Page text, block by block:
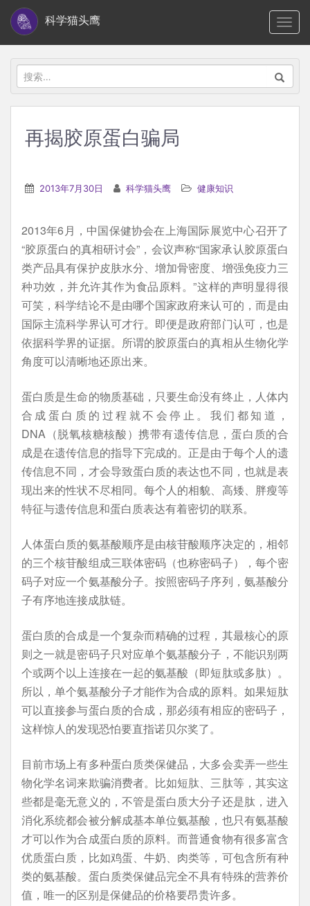
i
科学猫头鹰
搜
索：
再揭胶原蛋白骗局
2013年7月30日 科学猫头鹰 健康知识
2013年6月，中国保健协会在上海国际展览中心召开了
“胶原蛋白的真相研讨会”，会议声称“国家承认胶原蛋白
类产品具有保护皮肤水分、增加骨密度、增强免疫力三
种功效，并允许其作为食品原料。”这样的声明显得很
可笑，科学结论不是由哪个国家政府来认可的，而是由
国际主流科学界认可才行。即便是政府部门认可，也是
依据科学界的证据。所谓的胶原蛋白的真相从生物化学
角度可以清晰地还原出来。
蛋白质是生命的物质基础，只要生命没有终止，人体内
合成蛋白质的过程就不会停止。我们都知道，
DNA（脱氧核糖核酸）携带有遗传信息，蛋白质的合
成是在遗传信息的指导下完成的。正是由于每个人的遗
传信息不同，才会导致蛋白质的表达也不同，也就是表
现出来的性状不尽相同。每个人的相貌、高矮、胖瘦等
特征与遗传信息和蛋白质表达有着密切的联系。
人体蛋白质的氨基酸顺序是由核苷酸顺序决定的，相邻
的三个核苷酸组成三联体密码（也称密码子），每个密
码子对应一个氨基酸分子。按照密码子序列，氨基酸分
子有序地连接成肽链。
蛋白质的合成是一个复杂而精确的过程，其最核心的原
则之一就是密码子只对应单个氨基酸分子，不能识别两
个或两个以上连接在一起的氨基酸（即短肽或多肽）。
所以，单个氨基酸分子才能作为合成的原料。如果短肽
可以直接参与蛋白质的合成，那必须有相应的密码子，
这样惊人的发现恐怕要直指诺贝尔奖了。
目前市场上有多种蛋白质类保健品，大多会卖弄一些生
物化学名词来欺骗消费者。比如短肽、三肽等，其实这
些都是毫无意义的，不管是蛋白质大分子还是肽，进入
消化系统都会被分解成基本单位氨基酸，也只有氨基酸
才可以作为合成蛋白质的原料。而普通食物有很多富含
优质蛋白质，比如鸡蛋、牛奶、肉类等，可包含所有种
类的氨基酸。蛋白质类保健品完全不具有特殊的营养价
值，唯一的区别是保健品的价格要昂贵许多。